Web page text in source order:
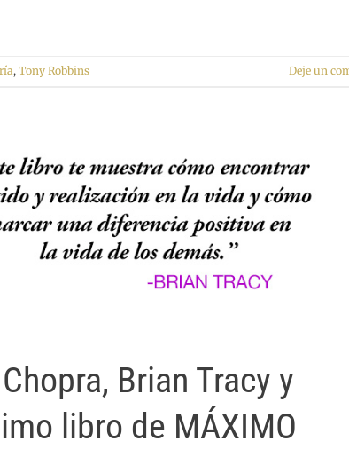
, Tony Robbins Deje un
Brian Tracy y
libro de MÁXIMO